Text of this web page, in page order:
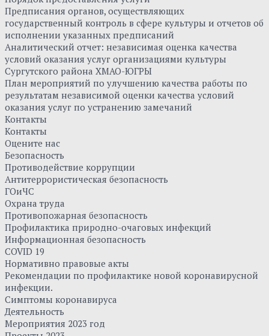
Предписания органов, осуществляющих
государственный контроль в сфере культуры и отчетов об
исполнении указанных предписаний
Аналитический отчет: независимая оценка качества
условий оказания услуг организациями культуры
Сургутского района ХМАО-ЮГРЫ
План мероприятий по улучшению качества работы по
результатам независимой оценки качества условий
оказания услуг по устранению замечаний
Контакты
Контакты
Оцените нас
Безопасность
Противодействие коррупции
Антитеррористическая безопасность
ГОиЧС
Охрана труда
Противопожарная безопасность
Профилактика природно-очаговых инфекций
Информационная безопасность
COVID 19
Нормативно правовые акты
Рекомендации по профилактике новой коронавирусной
инфекции.
Симптомы коронавируса
Деятельность
Мероприятия 2023 год